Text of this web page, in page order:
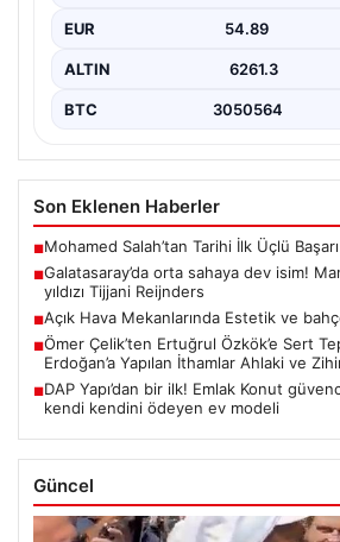
EUR 54.89
ALTIN 6261.3
BTC 3050564
Son Eklenen Haberler
■Mohamed Salah’tan Tarihi İlk Üçlü Başarı
■Galatasaray’da orta sahaya dev isim!
yıldızı Tijjani Reijnders
■Açık Hava Mekanlarında Estetik ve
■Ömer Çelik’ten Ertuğrul Özkök’e Sert
Erdoğan’a Yapılan İthamlar Ahlaki ve
■DAP Yapı’dan bir ilk! Emlak Konut
kendi kendini ödeyen ev modeli
Güncel